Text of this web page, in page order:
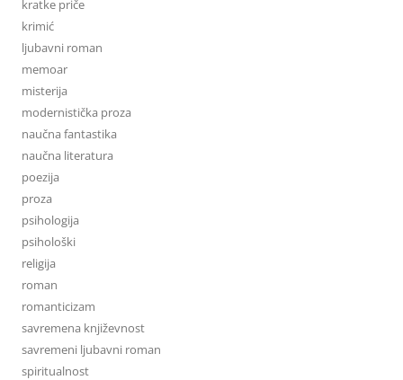
kratke priče
krimić
ljubavni roman
memoar
misterija
modernistička proza
naučna fantastika
naučna literatura
poezija
proza
psihologija
psihološki
religija
roman
romanticizam
savremena književnost
savremeni ljubavni roman
spiritualnost